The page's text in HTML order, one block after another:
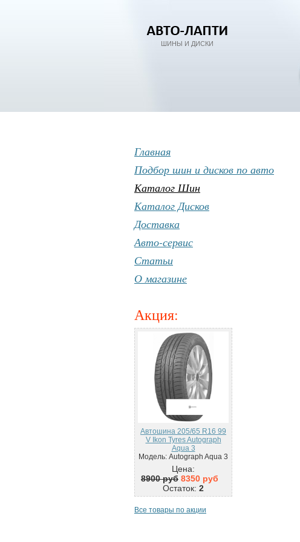
ШИНЫ И ДИСКИ
Главная
Подбор шин и дисков по авто
Каталог Шин
Каталог Дисков
Доставка
Авто-сервис
Статьи
О магазине
Акция:
Автошина 205/65 R16 99
V Ikon Tyres Autograph
Aqua 3
Модель: Autograph Aqua 3
Цена:
8900 руб 8350 руб
Остаток: 2
Все товары по акции